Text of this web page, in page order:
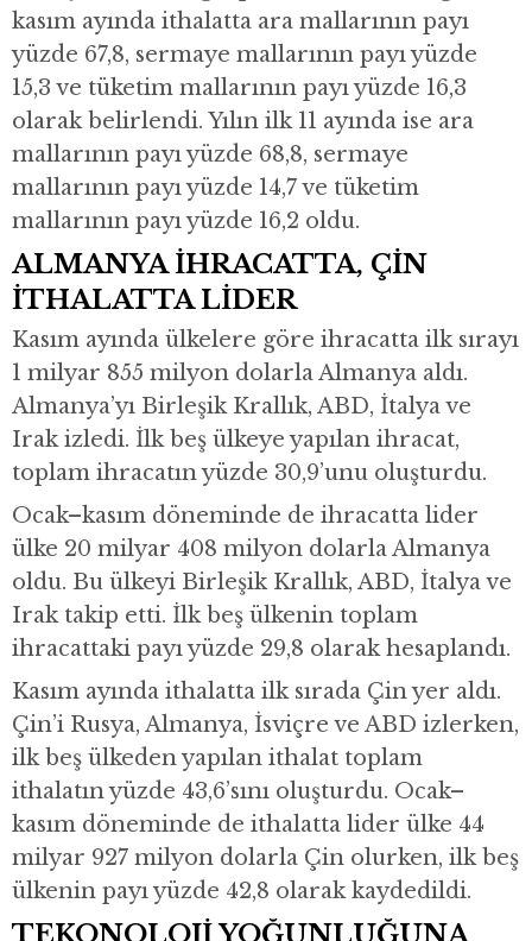
kasım ayında ithalatta ara mallarının payı
yüzde 67,8, sermaye mallarının payı yüzde
15,3 ve tüketim mallarının payı yüzde 16,3
olarak belirlendi. Yılın ilk 11 ayında ise ara
mallarının payı yüzde 68,8, sermaye
mallarının payı yüzde 14,7 ve tüketim
mallarının payı yüzde 16,2 oldu.
ALMANYA İHRACATTA, ÇİN
İTHALATTA LİDER
Kasım ayında ülkelere göre ihracatta ilk sırayı
1 milyar 855 milyon dolarla Almanya aldı.
Almanya’yı Birleşik Krallık, ABD, İtalya ve
Irak izledi. İlk beş ülkeye yapılan ihracat,
toplam ihracatın yüzde 30,9’unu oluşturdu.
Ocak–kasım döneminde de ihracatta lider
ülke 20 milyar 408 milyon dolarla Almanya
oldu. Bu ülkeyi Birleşik Krallık, ABD, İtalya ve
Irak takip etti. İlk beş ülkenin toplam
ihracattaki payı yüzde 29,8 olarak hesaplandı.
Kasım ayında ithalatta ilk sırada Çin yer aldı.
Çin’i Rusya, Almanya, İsviçre ve ABD izlerken,
ilk beş ülkeden yapılan ithalat toplam
ithalatın yüzde 43,6’sını oluşturdu. Ocak–
kasım döneminde de ithalatta lider ülke 44
milyar 927 milyon dolarla Çin olurken, ilk beş
ülkenin payı yüzde 42,8 olarak kaydedildi.
TEKONOLOJİ YOĞUNLUĞUNA